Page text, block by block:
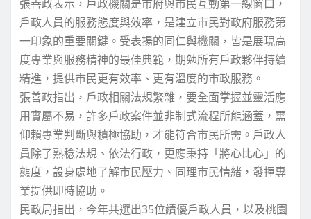
張善政表示，戶政機關是市府與市民互動第一線窗口，
戶政人員的服務態度與效率，是建立市民對政府服務第
一印象的重要關鍵。受表揚的同仁與機關，皆是展現高
度專業與服務精神的最佳典範，期勉所有戶政夥伴持續
精進，提供市民更有效率、更有溫度的市政服務。
張善政指出，戶政相關法規繁雜，要全面掌握並靈活應
用實屬不易，許多戶政案件並非制式流程所能涵蓋，需
仰賴專業判斷與積極協助，才能符合市民所需。戶政人
員除了熟稔法規、依法行政，更應秉持「將心比心」的
態度，設身處地了解市民壓力、同理市民情緒，發揮專
業提供即時協助。
民政局指出，今年共選出35位績優戶政人員，以及桃園